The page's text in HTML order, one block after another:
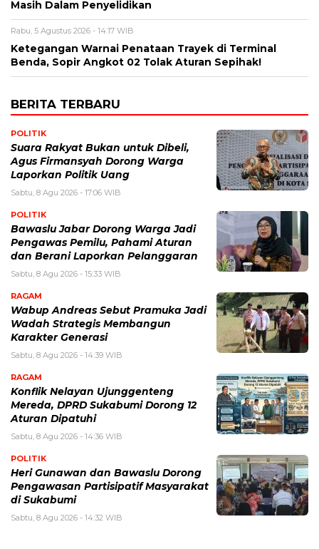
Masih Dalam Penyelidikan
Rabu, 5 Agustus 2026 - 14:17 WIB
Ketegangan Warnai Penataan Trayek di Terminal
Benda, Sopir Angkot 02 Tolak Aturan Sepihak!
BERITA TERBARU
POLITIK
Suara Rakyat Bukan untuk Dibeli,
Agus Firmansyah Dorong Warga
Laporkan Politik Uang
Sabtu, 8 Agu 2026 - 17:06 WIB
POLITIK
Bawaslu Jabar Dorong Warga Jadi
Pengawas Pemilu, Pahami Aturan
dan Berani Laporkan Pelanggaran
Sabtu, 8 Agu 2026 - 15:33 WIB
RAGAM
Wabup Andreas Sebut Pramuka Jadi
Wadah Strategis Membangun
Karakter Generasi ‎
Sabtu, 8 Agu 2026 - 14:39 WIB
RAGAM
Konflik Nelayan Ujunggenteng
Mereda, DPRD Sukabumi Dorong 12
Aturan Dipatuhi
Sabtu, 8 Agu 2026 - 14:36 WIB
POLITIK
Heri Gunawan dan Bawaslu Dorong
Pengawasan Partisipatif Masyarakat
di Sukabumi
Sabtu, 8 Agu 2026 - 14:32 WIB